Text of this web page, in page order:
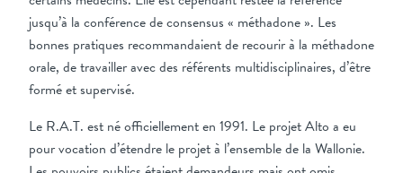
jusqu’à la conférence de consensus « méthadone ». Les
bonnes pratiques recommandaient de recourir à la méthadone
orale, de travailler avec des référents multidisciplinaires, d’être
formé et supervisé.
Le R.A.T. est né officiellement en 1991. Le projet Alto a eu
pour vocation d’étendre le projet à l’ensemble de la Wallonie.